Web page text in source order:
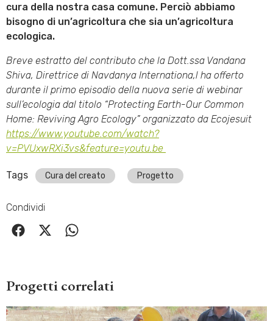
cura della nostra casa comune. Perciò abbiamo
bisogno di un’agricoltura che sia un’agricoltura
ecologica.
Breve estratto del contributo che la Dott.ssa Vandana
Shiva, Direttrice di Navdanya Internationa,l ha offerto
durante il primo episodio della nuova serie di webinar
sull’ecologia dal titolo “Protecting Earth-Our Common
Home: Reviving Agro Ecology” organizzato da Ecojesuit
https://www.youtube.com/watch?
v=PVUxwRXi3vs&feature=youtu.be
Tags Cura del creato Progetto
Condividi
Progetti correlati